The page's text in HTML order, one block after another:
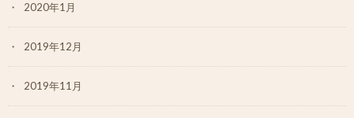
2020年1月
2019年12月
2019年11月